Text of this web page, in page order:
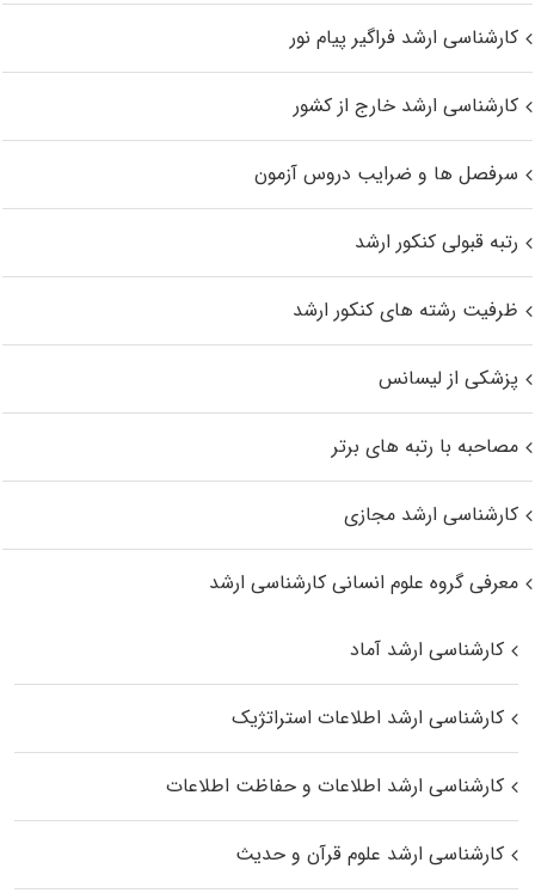
کارشناسی ارشد فراگیر پیام نور
کارشناسی ارشد خارج از کشور
سرفصل ها و ضرایب دروس آزمون
رتبه قبولی کنکور ارشد
ظرفیت رشته های کنکور ارشد
پزشکی از لیسانس
مصاحبه با رتبه های برتر
کارشناسی ارشد مجازی
معرفی گروه علوم انسانی کارشناسی ارشد
کارشناسی ارشد آماد
کارشناسی ارشد اطلاعات استراتژیک
کارشناسی ارشد اطلاعات و حفاظت اطلاعات
کارشناسی ارشد علوم قرآن و حدیث